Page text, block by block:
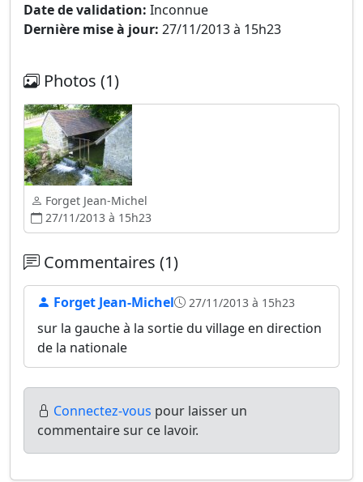
Date de validation: Inconnue
Dernière mise à jour: 27/11/2013 à 15h23
Photos (1)
Forget Jean-Michel
27/11/2013 à 15h23
Commentaires (1)
Forget Jean-Michel 27/11/2013 à 15h23
sur la gauche à la sortie du village en direction
de la nationale
Connectez-vous pour laisser un
commentaire sur ce lavoir.